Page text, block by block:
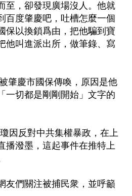
至，卻發現廣場沒人。他就
百度肇慶吧，吐槽怎麼一個
保以換鎖爲由，把他騙到寶
他叫進派出所，做筆錄、寫
肇慶市國保傳喚，原因是他
一切都是剛剛開始」文字的
因反對中共集權暴政，在上
播潑墨，這起事件在推特上
友們關注被捕民衆，並呼籲